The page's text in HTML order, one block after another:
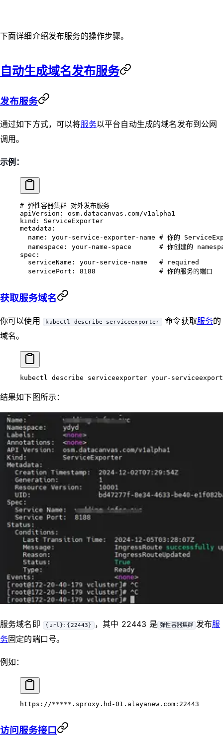
下面详细介绍发布服务的操作步骤。
自动生成域名发布服务
发布服务
通过如下方式，可以将服务以平台自动生成的域名发布到公网
调用。
示例：
# 弹性容器集群 对外发布服务
apiVersion : osm.datacanvas.com/v1alpha1
kind : ServiceExporter
metadata :
  name
: your-service-exporter-name # 你的
  namespace
: your-name-space
# 你创建的
spec :
  serviceName
: your-service-name
   # required
  servicePort
: 8188
                # 你的服务的端口
获取服务域名
你可以使用 kubectl describe serviceexporter 命令获取服务的
域名。
kubectl describe serviceexporter your-
结果如下图所示：
服务域名即 {url}:{22443} ，其中 22443 是 弹性容器集群 发布服
务固定的端口号。
例如：
https://*****.sproxy.hd-01.alayanew.com:22443
访问服务接口